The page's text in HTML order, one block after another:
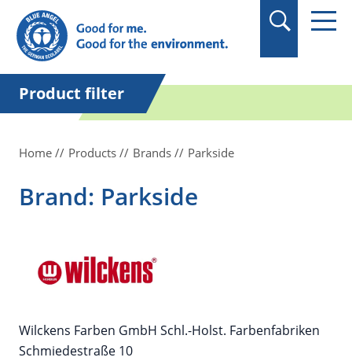
in quotation marks.
Product filter
Home Products Brands Parkside
Brand: Parkside
Wilckens Farben GmbH Schl.-Holst. Farbenfabriken
Schmiedestraße 10